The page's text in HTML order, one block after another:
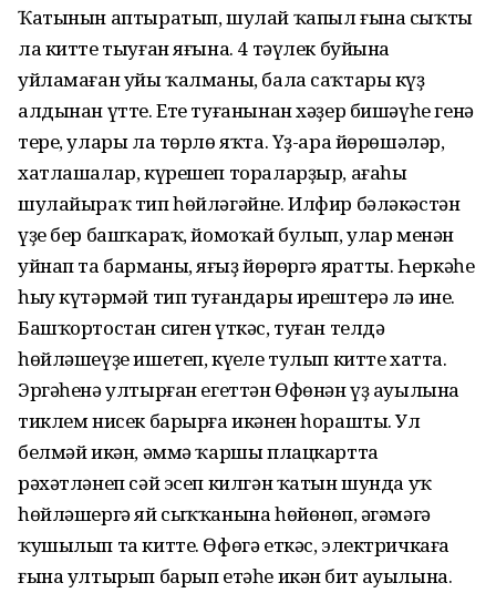
Ҡатынын аптыратып, шулай ҡапыл ғына сыҡты
ла китте тыуған яғына. 4 тәүлек буйына
уйламаған уйы ҡалманы, бала саҡтары күҙ
алдынан үтте. Ете туғанынан хәҙер бишәүһе генә
тере, улары ла төрлө яҡта. Үҙ-ара йөрөшәләр,
хатлашалар, күрешеп тораларҙыр, ағаһы
шулайыраҡ тип һөйләгәйне. Илфир бәләкәстән
үҙе бер башҡараҡ, йомоҡай булып, улар менән
уйнап та барманы, яңғыҙ йөрөргә яратты. Һеркәһе
һыу күтәрмәй тип туғандары ирештерә лә ине.
Башҡортостан сиген үткәс, туған телдә
һөйләшеүҙе ишетеп, күңеле тулып китте хатта.
Эргәһенә ултырған егеттән Өфөнән үҙ ауылына
тиклем нисек барырға икәнен һорашты. Ул
белмәй икән, әммә ҡаршы плацкартта
рәхәтләнеп сәй эсеп килгән ҡатын шунда уҡ
һөйләшергә яй сыҡҡанына һөйөнөп, әңгәмәгә
ҡушылып та китте. Өфөгә еткәс, электричкаға
ғына ултырып барып етәһе икән бит ауылына.